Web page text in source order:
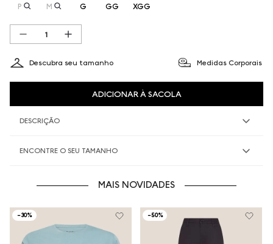
P M G GG XGG
Descubra seu tamanho Medidas Corporais
ADICIONAR À SACOLA
DESCRIÇÃO
ENCONTRE O SEU TAMANHO
MAIS NOVIDADES
-30% -50%